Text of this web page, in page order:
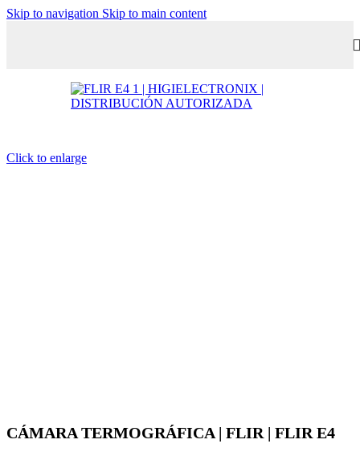
Skip to navigation Skip to main content
Click to enlarge
CÁMARA TERMOGRÁFICA | FLIR | FLIR E4